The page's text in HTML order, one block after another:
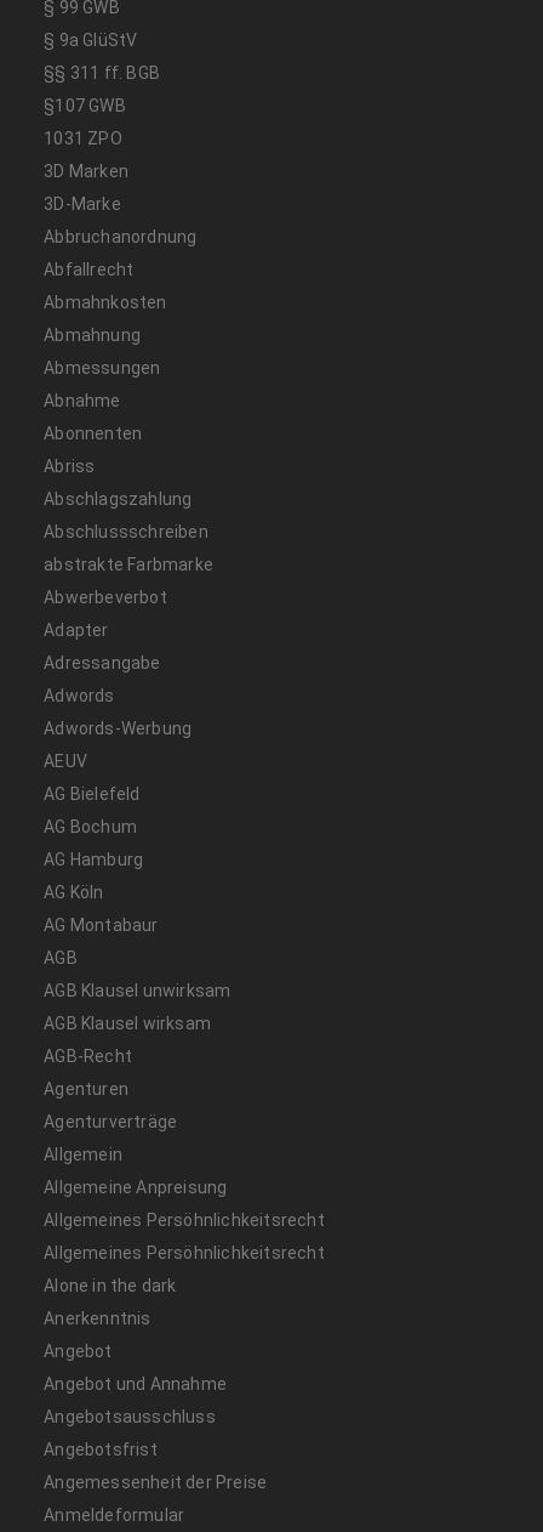
§ 99 GWB
§ 9a GlüStV
§§ 311 ff. BGB
§107 GWB
1031 ZPO
3D Marken
3D-Marke
Abbruchanordnung
Abfallrecht
Abmahnkosten
Abmahnung
Abmessungen
Abnahme
Abonnenten
Abriss
Abschlagszahlung
Abschlussschreiben
abstrakte Farbmarke
Abwerbeverbot
Adapter
Adressangabe
Adwords
Adwords-Werbung
AEUV
AG Bielefeld
AG Bochum
AG Hamburg
AG Köln
AG Montabaur
AGB
AGB Klausel unwirksam
AGB Klausel wirksam
AGB-Recht
Agenturen
Agenturverträge
Allgemein
Allgemeine Anpreisung
Allgemeines Persöhnlichkeitsrecht
Allgemeines Persöhnlichkeitsrecht
Alone in the dark
Anerkenntnis
Angebot
Angebot und Annahme
Angebotsausschluss
Angebotsfrist
Angemessenheit der Preise
Anmeldeformular